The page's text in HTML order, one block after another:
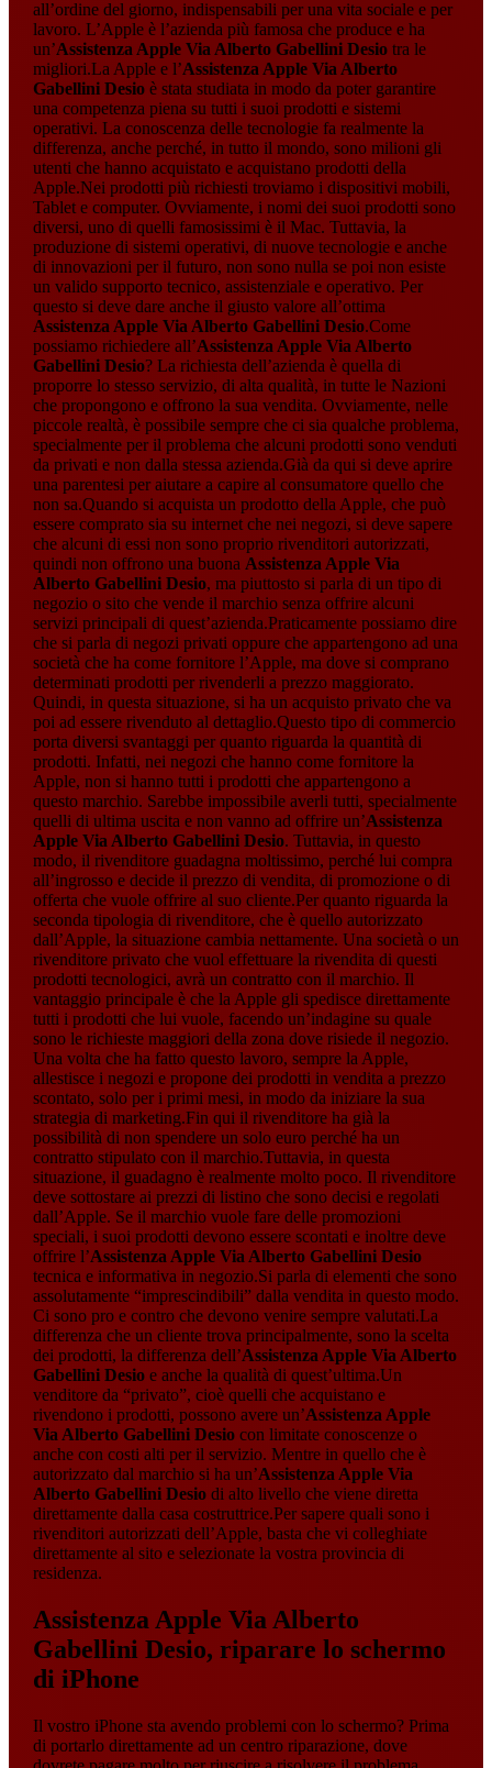
all’ordine del giorno, indispensabili per una vita sociale e per
lavoro. L’Apple è l’azienda più famosa che produce e ha
un’Assistenza Apple Via Alberto Gabellini Desiotra le
migliori.La Apple e l’Assistenza Apple Via Alberto
Gabellini Desioè stata studiata in modo da poter garantire
una competenza piena su tutti i suoi prodotti e sistemi
operativi. La conoscenza delle tecnologie fa realmente la
differenza, anche perché, in tutto il mondo, sono milioni gli
utenti che hanno acquistato e acquistano prodotti della
Apple.Nei prodotti più richiesti troviamo i dispositivi mobili,
Tablet e computer. Ovviamente, i nomi dei suoi prodotti sono
diversi, uno di quelli famosissimi è il Mac. Tuttavia, la
produzione di sistemi operativi, di nuove tecnologie e anche
di innovazioni per il futuro, non sono nulla se poi non esiste
un valido supporto tecnico, assistenziale e operativo. Per
questo si deve dare anche il giusto valore all’ottima
Assistenza Apple Via Alberto Gabellini Desio.Come
possiamo richiedere all’Assistenza Apple Via Alberto
Gabellini Desio? La richiesta dell’azienda è quella di
proporre lo stesso servizio, di alta qualità, in tutte le Nazioni
che propongono e offrono la sua vendita. Ovviamente, nelle
piccole realtà, è possibile sempre che ci sia qualche problema,
specialmente per il problema che alcuni prodotti sono venduti
da privati e non dalla stessa azienda.Già da qui si deve aprire
una parentesi per aiutare a capire al consumatore quello che
non sa.Quando si acquista un prodotto della Apple, che può
essere comprato sia su internet che nei negozi, si deve sapere
che alcuni di essi non sono proprio rivenditori autorizzati,
quindi non offrono una buona Assistenza Apple Via
Alberto Gabellini Desio, ma piuttosto si parla di un tipo di
negozio o sito che vende il marchio senza offrire alcuni
servizi principali di quest’azienda.Praticamente possiamo dire
che si parla di negozi privati oppure che appartengono ad una
società che ha come fornitore l’Apple, ma dove si comprano
determinati prodotti per rivenderli a prezzo maggiorato.
Quindi, in questa situazione, si ha un acquisto privato che va
poi ad essere rivenduto al dettaglio.Questo tipo di commercio
porta diversi svantaggi per quanto riguarda la quantità di
prodotti. Infatti, nei negozi che hanno come fornitore la
Apple, non si hanno tutti i prodotti che appartengono a
questo marchio. Sarebbe impossibile averli tutti, specialmente
quelli di ultima uscita e non vanno ad offrire un’Assistenza
Apple Via Alberto Gabellini Desio. Tuttavia, in questo
modo, il rivenditore guadagna moltissimo, perché lui compra
all’ingrosso e decide il prezzo di vendita, di promozione o di
offerta che vuole offrire al suo cliente.Per quanto riguarda la
seconda tipologia di rivenditore, che è quello autorizzato
dall’Apple, la situazione cambia nettamente. Una società o un
rivenditore privato che vuol effettuare la rivendita di questi
prodotti tecnologici, avrà un contratto con il marchio. Il
vantaggio principale è che la Apple gli spedisce direttamente
tutti i prodotti che lui vuole, facendo un’indagine su quale
sono le richieste maggiori della zona dove risiede il negozio.
Una volta che ha fatto questo lavoro, sempre la Apple,
allestisce i negozi e propone dei prodotti in vendita a prezzo
scontato, solo per i primi mesi, in modo da iniziare la sua
strategia di marketing.Fin qui il rivenditore ha già la
possibilità di non spendere un solo euro perché ha un
contratto stipulato con il marchio.Tuttavia, in questa
situazione, il guadagno è realmente molto poco. Il rivenditore
deve sottostare ai prezzi di listino che sono decisi e regolati
dall’Apple. Se il marchio vuole fare delle promozioni
speciali, i suoi prodotti devono essere scontati e inoltre deve
offrire l’Assistenza Apple Via Alberto Gabellini Desio
tecnica e informativa in negozio.Si parla di elementi che sono
assolutamente “imprescindibili” dalla vendita in questo modo.
Ci sono pro e contro che devono venire sempre valutati.La
differenza che un cliente trova principalmente, sono la scelta
dei prodotti, la differenza dell’Assistenza Apple Via Alberto
Gabellini Desioe anche la qualità di quest’ultima.Un
venditore da “privato”, cioè quelli che acquistano e
rivendono i prodotti, possono avere un’Assistenza Apple
Via Alberto Gabellini Desiocon limitate conoscenze o
anche con costi alti per il servizio. Mentre in quello che è
autorizzato dal marchio si ha un’Assistenza Apple Via
Alberto Gabellini Desiodi alto livello che viene diretta
direttamente dalla casa costruttrice.Per sapere quali sono i
rivenditori autorizzati dell’Apple, basta che vi colleghiate
direttamente al sito e selezionate la vostra provincia di
residenza.
Assistenza Apple Via Alberto
Gabellini Desio, riparare lo schermo
di iPhone
Il vostro iPhone sta avendo problemi con lo schermo? Prima
di portarlo direttamente ad un centro riparazione, dove